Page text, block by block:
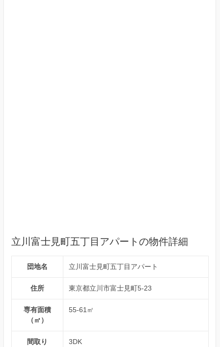
立川富士見町五丁目アパートの物件詳細
団地名 立川富士見町五丁目アパート
住所 東京都立川市富士見町5-23
専有面積
（㎡）
55-61㎡
間取り 3DK